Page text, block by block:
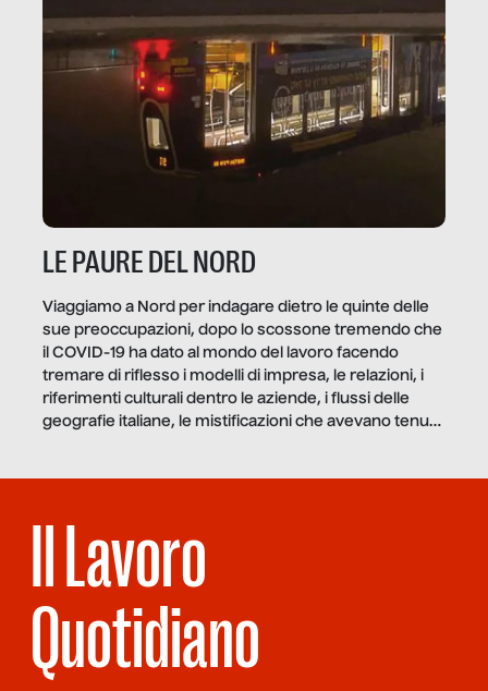
LE PAURE DEL NORD
Viaggiamo a Nord per indagare dietro le quinte delle
sue preoccupazioni, dopo lo scossone tremendo che
il COVID-19 ha dato al mondo del lavoro facendo
tremare di riflesso i modelli di impresa, le relazioni, i
riferimenti culturali dentro le aziende, i flussi delle
geografie italiane, le mistificazioni che avevano tenuto
Il Lavoro
Quotidiano